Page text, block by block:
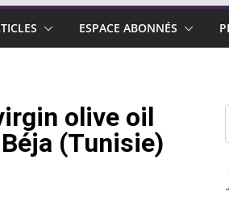
ESPACE ABONNÉS
olive oil
(Tunisie)